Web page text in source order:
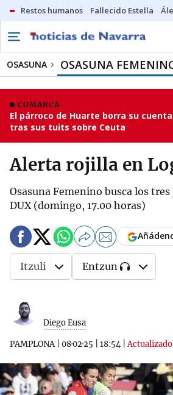
Restos humanos Fallecido Estella
OSASUNA OSASUNA
COMARCA
El párroco de Huarte borra su
tras sus tuits sobre Ceuta
Alerta rojilla en
Osasuna Femenino busca los
DUX (domingo, 17.00 horas)
Diego Eusa
PAMPLONA| 08·02·25 18:54 |
Itzuli Entzun